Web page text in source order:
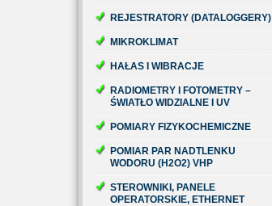
REJESTRATORY (DATALOGGERY)
MIKROKLIMAT
HAŁAS I WIBRACJE
RADIOMETRY I FOTOMETRY –
ŚWIATŁO WIDZIALNE I UV
POMIARY FIZYKOCHEMICZNE
POMIAR PAR NADTLENKU
WODORU (H2O2) VHP
STEROWNIKI, PANELE
OPERATORSKIE, ETHERNET